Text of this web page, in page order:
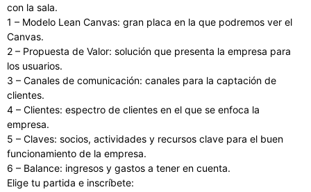
con la sala.
1 – Modelo Lean Canvas: gran placa en la que podremos ver el
Canvas.
2 – Propuesta de Valor: solución que presenta la empresa para
los usuarios.
3 – Canales de comunicación: canales para la captación de
clientes.
4 – Clientes: espectro de clientes en el que se enfoca la
empresa.
5 – Claves: socios, actividades y recursos clave para el buen
funcionamiento de la empresa.
6 – Balance: ingresos y gastos a tener en cuenta.
Elige tu partida e inscríbete: